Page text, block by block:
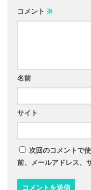
コメント ※
名前
サイト
次回のコメントで
前、メールアドレス、